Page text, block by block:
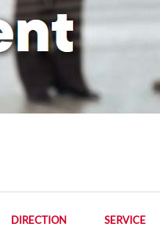
DIRECTION SERVICE